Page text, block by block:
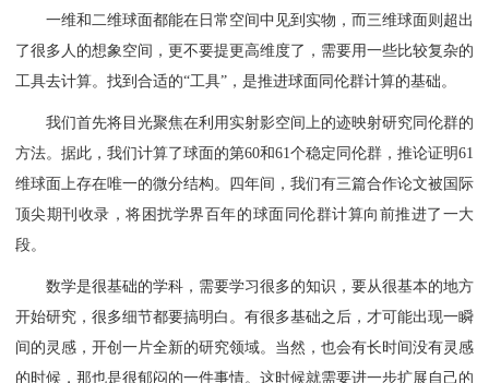
一维和二维球面都能在日常空间中见到实物，而三维球面则超出
了很多人的想象空间，更不要提更高维度了，需要用一些比较复杂的
工具去计算。找到合适的“工具”，是推进球面同伦群计算的基础。
我们首先将目光聚焦在利用实射影空间上的迹映射研究同伦群的
方法。据此，我们计算了球面的第60和61个稳定同伦群，推论证明61
维球面上存在唯一的微分结构。四年间，我们有三篇合作论文被国际
顶尖期刊收录，将困扰学界百年的球面同伦群计算向前推进了一大
段。
数学是很基础的学科，需要学习很多的知识，要从很基本的地方
开始研究，很多细节都要搞明白。有很多基础之后，才可能出现一瞬
间的灵感，开创一片全新的研究领域。当然，也会有长时间没有灵感
的时候，那也是很郁闷的一件事情。这时候就需要进一步扩展自己的